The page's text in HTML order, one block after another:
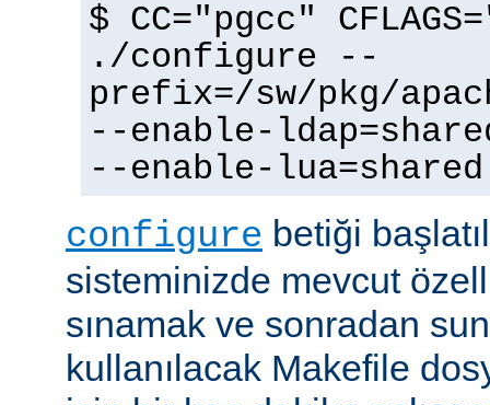
$ CC="pgcc"
./configure --
prefix=/sw/pkg/
--enable-
--enable-lua=shared
configure betiği
sisteminizde mevcut
sınamak ve sonradan
kullanılacak Makefile